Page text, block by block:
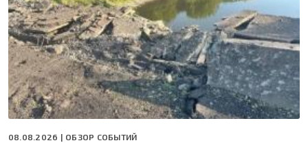
08.08.2026 | ОБЗОР СОБЫТИЙ